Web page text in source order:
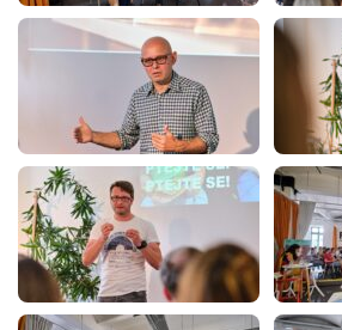
EFFIE 2026